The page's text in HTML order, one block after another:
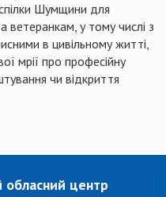
Шумщини для
ветеранкам, у тому числі з
в цивільному житті,
мрії про професійну
чи відкриття
обласний центр